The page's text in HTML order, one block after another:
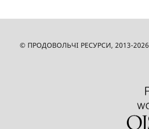
© ПРОДОВОЛЬЧІ РЕСУРСИ, 2013-2026